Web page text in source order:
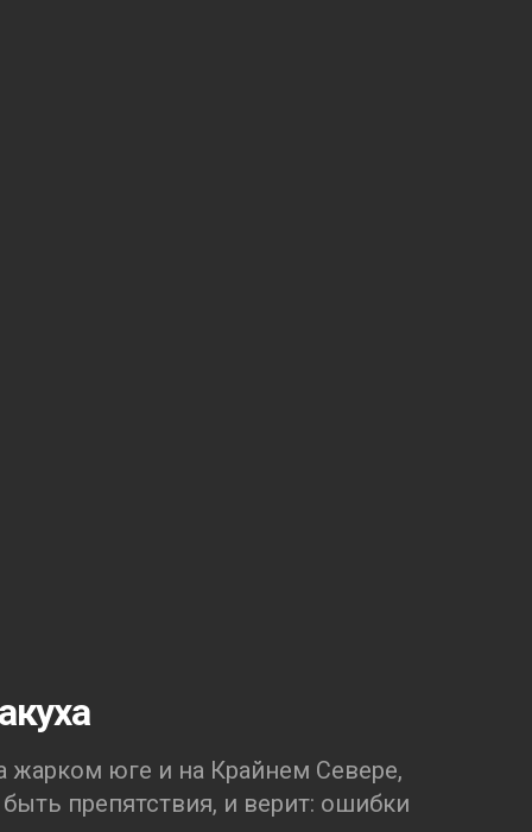
юге и на Крайнем Севере,
препятствия, и верит: ошибки